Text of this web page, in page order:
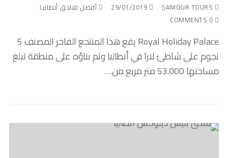
29/01/2019
أفضل فنادق أنطاليا
Royal Holiday Palace يقع هذا المنتجع الفاخر المصنف 5
نجوم على شاطئ لارا في أنطاليا وتم بناؤه على منطقة تبلغ
مساحتها 53.000 متر مربع من…